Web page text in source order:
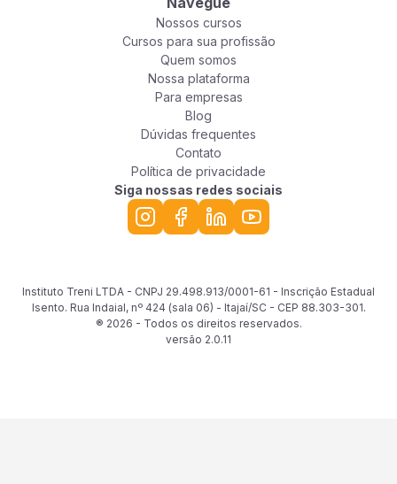
Nossos cursos
Cursos para sua profissão
Quem somos
Nossa plataforma
Para empresas
Blog
Dúvidas frequentes
Contato
Política de privacidade
Siga nossas redes sociais
Instituto Treni LTDA - CNPJ 29.498.913/0001-61 - Inscrição Estadual
Isento. Rua Indaial, nº 424 (sala 06) - Itajaí/SC - CEP 88.303-301.
® 2026 - Todos os direitos reservados.
versão 2.0.11